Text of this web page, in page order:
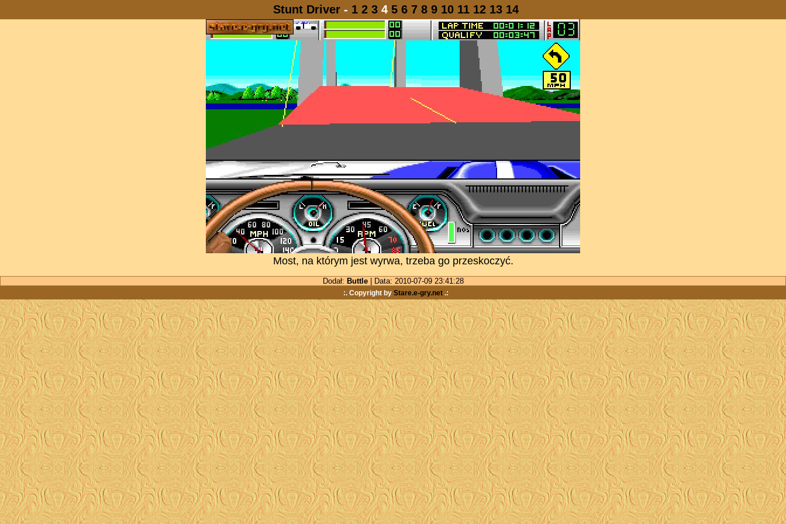
Stunt Driver - 1 2 3 4 5 6 7 8 9 10 11 12 13 14
Most, na którym jest wyrwa, trzeba go przeskoczyć.
Dodał: Buttle| Data: 2010-07-09 23:41:28
:. Copyright by Stare.e-gry.net .: